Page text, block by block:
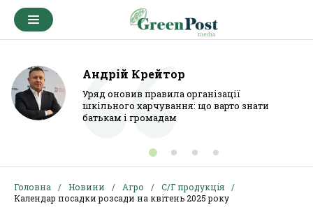
Андрій Крейтор
Уряд оновив правила організації
шкільного харчування: що варто знати
батькам і громадам
Головна Новини Агро
С/Г продукція
Календар посадки розсади на квітень 2025 року